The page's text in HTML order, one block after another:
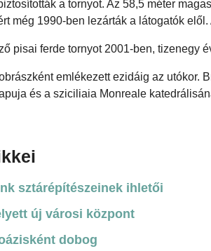
a tornyot. Az 58,5 méter
még 1990-ben lezárták a látogatók
pisai ferde tornyot 2001-ben, tizenegy
emlékezett ezidáig az utókor.
és a sziciliaia Monreale
sztárépítészeinek ihletői
új városi központ
dobog